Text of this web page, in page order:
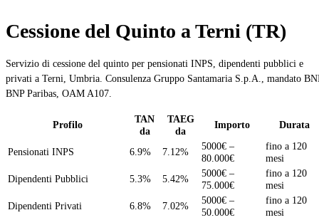
Cessione del Quinto a Terni (TR)
Servizio di cessione del quinto per pensionati INPS, dipendenti pubblici e
privati a Terni, Umbria. Consulenza Gruppo Santamaria S.p.A., mandato
BNP Paribas, OAM A107.
Profilo
TAN
da
TAEG
da
Importo Durata
Pensionati INPS 6.9% 7.12%
5000€ –
80.000€
fino a 120
mesi
Dipendenti Pubblici
5.3% 5.42%
5000€ –
75.000€
fino a 120
mesi
Dipendenti Privati
6.8% 7.02%
5000€ –
50.000€
fino a 120
mesi